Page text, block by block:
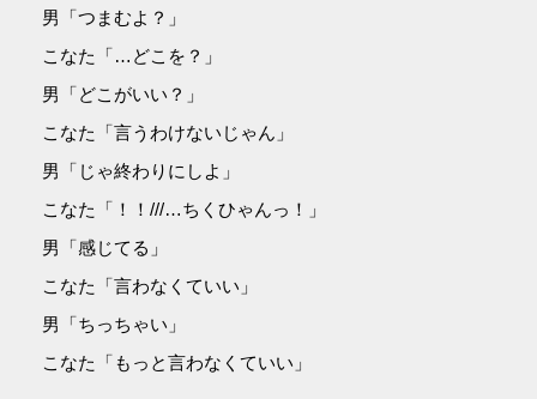
男「つまむよ？」
こなた「…どこを？」
男「どこがいい？」
こなた「言うわけないじゃん」
男「じゃ終わりにしよ」
こなた「！！///…ちくひゃんっ！」
男「感じてる」
こなた「言わなくていい」
男「ちっちゃい」
こなた「もっと言わなくていい」